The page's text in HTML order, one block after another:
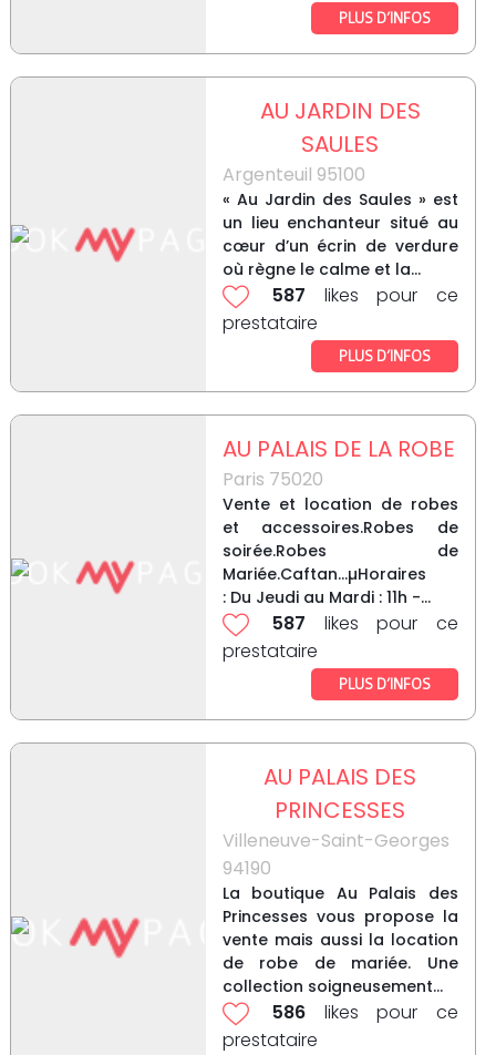
PLUS D’INFOS
AU JARDIN DES
SAULES
Argenteuil 95100
« Au Jardin des Saules » est
un lieu enchanteur situé au
cœur d’un écrin de verdure
où règne le calme et la...
587 likes pour ce
prestataire
PLUS D’INFOS
AU PALAIS DE LA ROBE
Paris 75020
Vente et location de robes
et accessoires.Robes de
soirée.Robes de
Mariée.Caftan...µHoraires
: Du Jeudi au Mardi : 11h -...
587 likes pour ce
prestataire
PLUS D’INFOS
AU PALAIS DES
PRINCESSES
Villeneuve-Saint-Georges
94190
La boutique Au Palais des
Princesses vous propose la
vente mais aussi la location
de robe de mariée. Une
collection soigneusement...
586 likes pour ce
prestataire